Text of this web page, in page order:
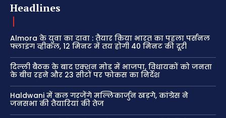
Headlines
Almora के युवा का दावा : तैयार किया भारत का पहला पर्सनल
फ्लाइंग व्हीकल, 12 मिनट में तय होगी 40 मिनट की दूरी
दिल्ली बैठक के बाद एक्शन मोड में भाजपा, विधायकों को जनता
के बीच रहने और 23 सीटों पर फोकस का निर्देश
Haldwani में कल गरजेंगे मल्लिकार्जुन खड़गे, कांग्रेस ने
जनसभा की तैयारियां की तेज